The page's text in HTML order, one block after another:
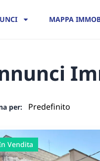
MAPPA
per:
Vendita